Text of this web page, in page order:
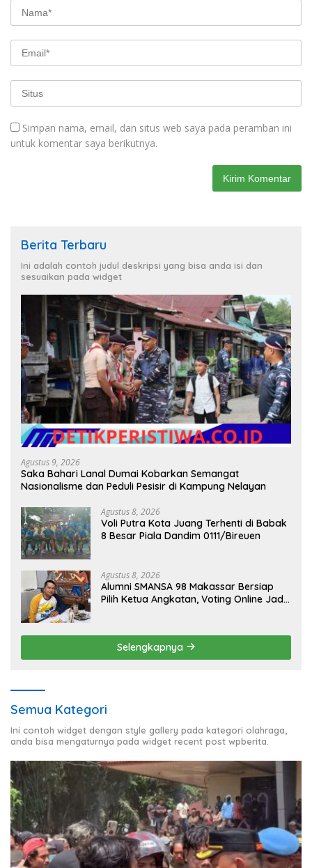
Simpan nama, email, dan situs web saya pada peramban ini
untuk komentar saya berikutnya.
Berita Terbaru
Ini adalah contoh judul deskripsi yang bisa anda isi dan
sesuaikan pada widget
Agustus 9, 2026
Saka Bahari Lanal Dumai Kobarkan Semangat
Nasionalisme dan Peduli Pesisir di Kampung Nelayan
Agustus 8, 2026
Voli Putra Kota Juang Terhenti di Babak
8 Besar Piala Dandim 0111/Bireuen
Agustus 8, 2026
Alumni SMANSA 98 Makassar Bersiap
Pilih Ketua Angkatan, Voting Online Jadi
Selengkapnya
Semua Kategori
Ini contoh widget dengan style gallery pada kategori olahraga,
anda bisa mengaturnya pada widget recent post wpberita.